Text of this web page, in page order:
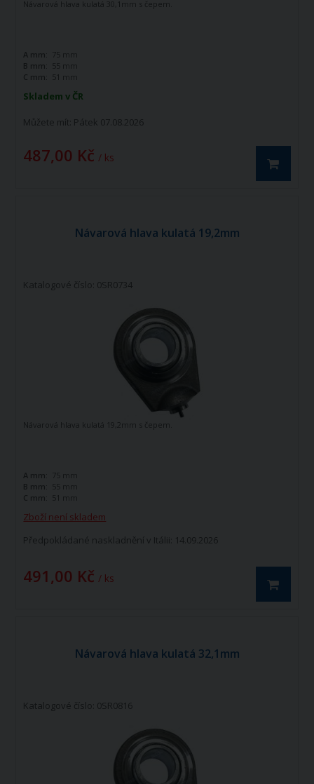
Skladem v ČR
Můžete mít: Pátek 07.08.2026
487,00 Kč / ks
Návarová hlava kulatá 30,1mm s čepem.
A mm:
75 mm
B mm:
55 mm
C mm:
51 mm
Návarová hlava kulatá 19,2mm
Katalogové číslo: 0SR0734
Zboží není skladem
Předpokládané naskladnění v Itálii: 14.09.2026
491,00 Kč / ks
Návarová hlava kulatá 19,2mm s čepem.
A mm:
75 mm
B mm:
55 mm
C mm:
51 mm
Návarová hlava kulatá 32,1mm
Katalogové číslo: 0SR0816